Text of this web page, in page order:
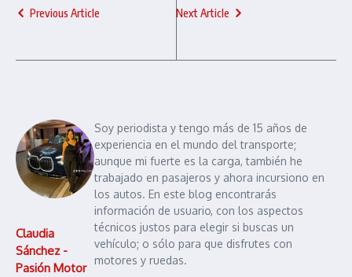
Previous Article Next Article
Claudia
Sánchez -
Pasión Motor
Soy periodista y tengo más de 15 años de
experiencia en el mundo del transporte;
aunque mi fuerte es la carga, también he
trabajado en pasajeros y ahora incursiono en
los autos. En este blog encontrarás
información de usuario, con los aspectos
técnicos justos para elegir si buscas un
vehículo; o sólo para que disfrutes con
motores y ruedas.